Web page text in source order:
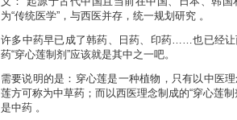
为“传统医学”，与西医并存，统一规划研究 。
许多中药早已成了韩药、日药、印药……也已经让
药“穿心莲制剂”应该就是其中之一吧。
需要说明的是：穿心莲是一种植物，只有以中医
莲方可称为中草药；而以西医理念制成的“穿心莲
是中药 。